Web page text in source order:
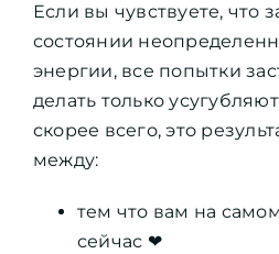
Если вы чувствуете, что
состоянии
энергии, все попытки
делать только
скорее всего, это
между:
тем что вам на
сейчас ❤